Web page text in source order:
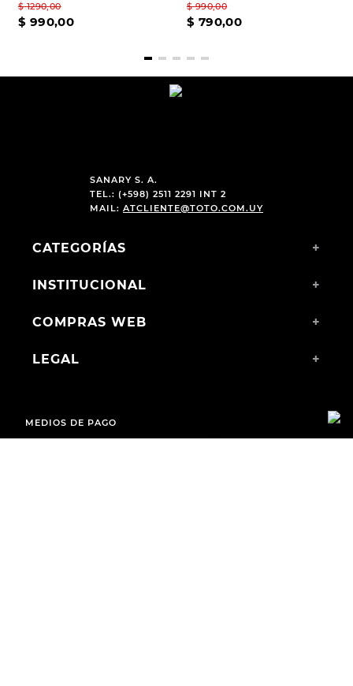
$ 1290,00
$ 990,00
$ 990,00
$ 790,00
SANARY S. A.
TEL.: (+598) 2511 2291 INT 2
MAIL: ATCLIENTE@TOTO.COM.UY
CATEGORÍAS +
INSTITUCIONAL +
COMPRAS WEB +
LEGAL +
MEDIOS DE PAGO